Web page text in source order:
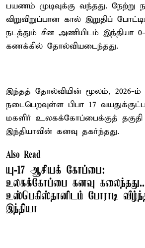
பயணம் முடிவுக்கு வந்தது. நேற்று
விறுவிறுப்பான கால் இறுதிப்
நடத்தும் சீன அணியிடம் இந்தியா
கணக்கில் தோல்வியடைந்தது.
இந்தத் தோல்வியின் மூலம், 2026-
நடைபெறவுள்ள பிபா 17
மகளிர் உலகக்கோப்பைக்குத் தகுதி
இந்தியாவின் கனவு தகர்ந்தது.
Also Read
யு-17 ஆசியக் கோப்பை:
உலகக்கோப்பை கனவு
உஸ்பெகிஸ்தானிடம் போராடி
இந்தியா